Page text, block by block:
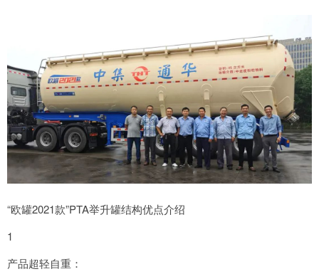
“欧罐2021款”PTA举升罐结构优点介绍
1
产品超轻自重：